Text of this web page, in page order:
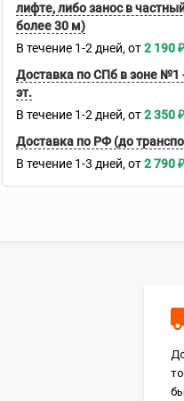
лифте, либо занос в
более 30 м)
В течение 1-2 дней 2 190₽
Доставка по СПб в зоне
эт.
В течение 1-2 дней 2 350₽
Доставка по РФ (до
В течение 1-3 дней 2 790₽